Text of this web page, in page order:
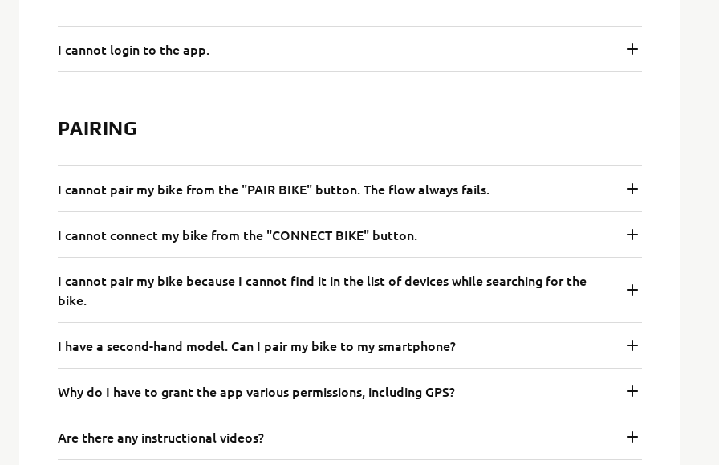
I cannot login to the app.
PAIRING
I cannot pair my bike from the "PAIR BIKE" button. The flow always fails.
I cannot connect my bike from the "CONNECT BIKE" button.
I cannot pair my bike because I cannot find it in the list of devices while searching for the
bike.
I have a second-hand model. Can I pair my bike to my smartphone?
Why do I have to grant the app various permissions, including GPS?
Are there any instructional videos?